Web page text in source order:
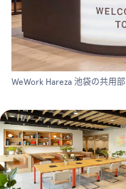
WeWork Hareza 池袋の共用部